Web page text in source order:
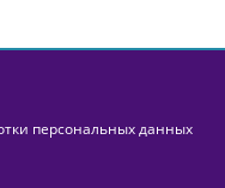
персональных данных